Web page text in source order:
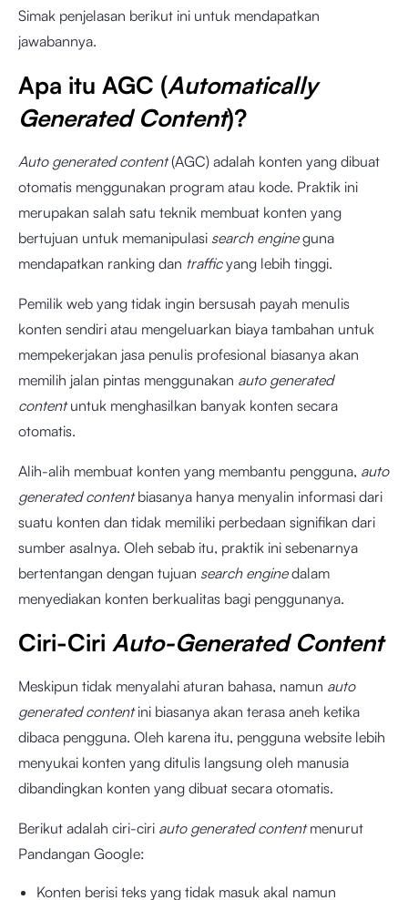
Simak penjelasan berikut ini untuk mendapatkan
jawabannya.
Apa itu AGC (Automatically
Generated Content)?
Auto generated content(AGC) adalah konten yang dibuat
otomatis menggunakan program atau kode. Praktik ini
merupakan salah satu teknik membuat konten yang
bertujuan untuk memanipulasi search engineguna
mendapatkan ranking dan trafficyang lebih tinggi.
Pemilik web yang tidak ingin bersusah payah menulis
konten sendiri atau mengeluarkan biaya tambahan untuk
mempekerjakan jasa penulis profesional biasanya akan
memilih jalan pintas menggunakan auto generated
contentuntuk menghasilkan banyak konten secara
otomatis.
Alih-alih membuat konten yang membantu pengguna, auto
generated contentbiasanya hanya menyalin informasi dari
suatu konten dan tidak memiliki perbedaan signifikan dari
sumber asalnya. Oleh sebab itu, praktik ini sebenarnya
bertentangan dengan tujuan search enginedalam
menyediakan konten berkualitas bagi penggunanya.
Ciri-Ciri Auto-Generated Content
Meskipun tidak menyalahi aturan bahasa, namun auto
generated contentini biasanya akan terasa aneh ketika
dibaca pengguna. Oleh karena itu, pengguna website lebih
menyukai konten yang ditulis langsung oleh manusia
dibandingkan konten yang dibuat secara otomatis.
Berikut adalah ciri-ciri auto generated contentmenurut
Pandangan Google:
Konten berisi teks yang tidak masuk akal namun